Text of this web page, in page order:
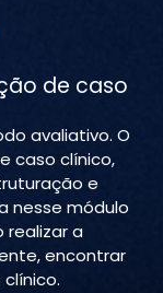
de caso
avaliativo. O
caso clínico,
e
nesse módulo
realizar a
encontrar